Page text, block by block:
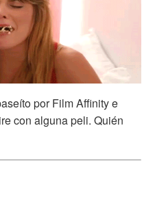
por Film Affinity e
con alguna peli. Quién